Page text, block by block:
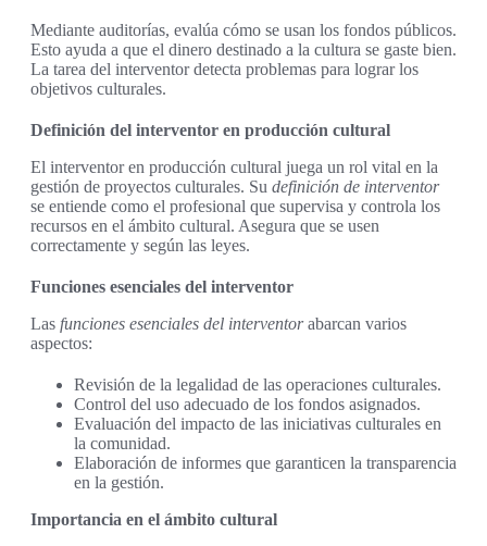
Mediante auditorías, evalúa cómo se usan los fondos públicos.
Esto ayuda a que el dinero destinado a la cultura se gaste bien.
La tarea del interventor detecta problemas para lograr los
objetivos culturales.
Definición del interventor en producción cultural
El interventor en producción cultural juega un rol vital en la
gestión de proyectos culturales. Su definición de interventor
se entiende como el profesional que supervisa y controla los
recursos en el ámbito cultural. Asegura que se usen
correctamente y según las leyes.
Funciones esenciales del interventor
Las funciones esenciales del interventorabarcan varios
aspectos:
Revisión de la legalidad de las operaciones culturales.
Control del uso adecuado de los fondos asignados.
Evaluación del impacto de las iniciativas culturales en
la comunidad.
Elaboración de informes que garanticen la transparencia
en la gestión.
Importancia en el ámbito cultural